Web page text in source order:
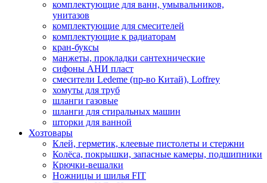
комплектующие для ванн, умывальников,
унитазов
комплектующие для смесителей
комплектующие к радиаторам
кран-буксы
манжеты, прокладки сантехнические
сифоны АНИ пласт
смесители Ledeme (пр-во Китай), Loffrey
хомуты для труб
шланги газовые
шланги для стиральных машин
шторки для ванной
Хозтовары
Клей, герметик, клеевые пистолеты и стержни
Колёса, покрышки, запасные камеры, подшипники
Крючки-вешалки
Ножницы и шилья FIT